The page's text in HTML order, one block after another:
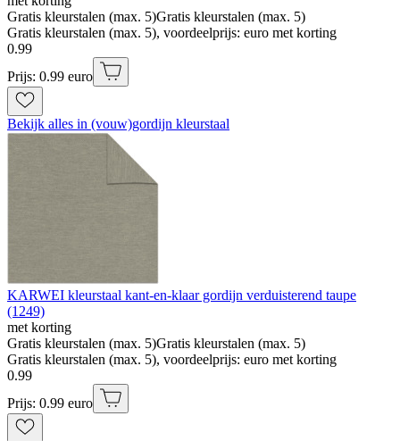
Gratis kleurstalen (max. 5)Gratis kleurstalen (max. 5)
Gratis kleurstalen (max. 5), voordeelprijs: euro met korting
0.99
Prijs: 0.99 euro
Bekijk alles in (vouw)gordijn kleurstaal
KARWEI kleurstaal kant-en-klaar gordijn verduisterend taupe
(1249)
met korting
Gratis kleurstalen (max. 5)Gratis kleurstalen (max. 5)
Gratis kleurstalen (max. 5), voordeelprijs: euro met korting
0.99
Prijs: 0.99 euro